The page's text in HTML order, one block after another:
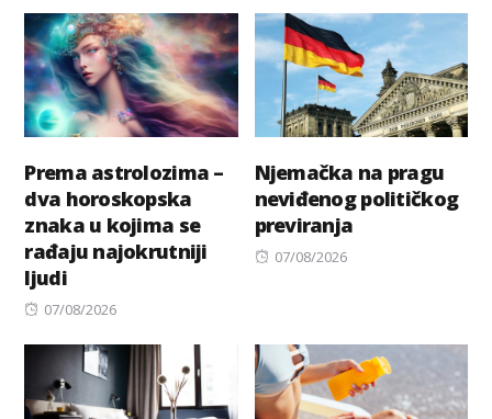
Prema astrolozima –
dva horoskopska
znaka u kojima se
rađaju najokrutniji
ljudi
Posted
07/08/2026
Njemačka na pragu
neviđenog političkog
previranja
Posted
07/08/2026